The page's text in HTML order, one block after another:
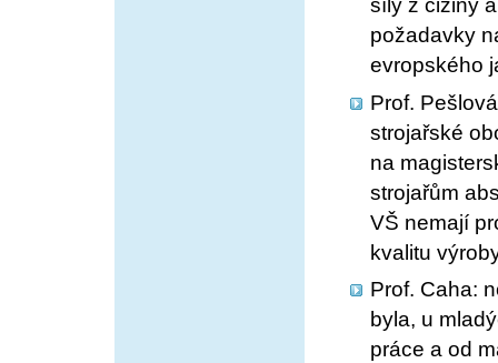
síly z ciziny
požadavky
evropského
Prof.
strojařské
na
strojařům
VŠ nemají
kvalitu
Prof. Caha:
byla, u
práce a od